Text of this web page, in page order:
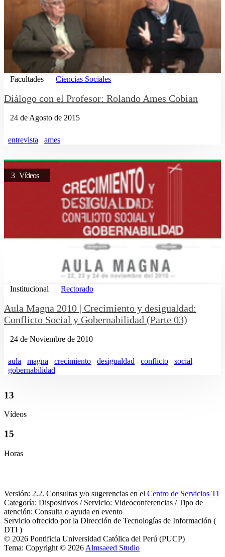
Facultades Ciencias Sociales
Diálogo con el Profesor: Rolando Ames Cobian
24 de Agosto de 2015
entrevista ames
3 Vídeos
Institucional Rectorado
Aula Magna 2010 | Crecimiento y desigualdad:
Conflicto Social y Gobernabilidad (Parte 03)
24 de Noviembre de 2010
aula magna crecimiento desigualdad conflicto
social
gobernabilidad
13
Vídeos
15
Horas
Versión: 2.2. Consultas y/o sugerencias en el Centro de Servicios TI
Categoría: Dispositivos / Servicio: Videoconferencias / Tipo de
atención: Consulta o ayuda en evento
Servicio ofrecido por la Dirección de Tecnologías de Información (
DTI )
© 2026 Pontificia Universidad Católica del Perú (PUCP)
Tema: Copyright © 2026 Almsaeed Studio